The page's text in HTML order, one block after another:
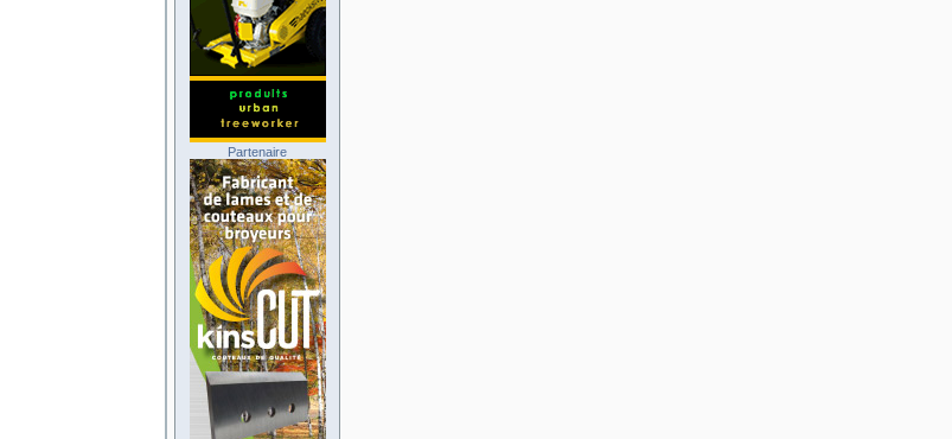
Partenaire